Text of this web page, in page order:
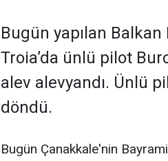
Bugün yapılan Balkan
Troia’da ünlü pilot
alev alevyandı. Ünlü
döndü.
Bugün Çanakkale'nin